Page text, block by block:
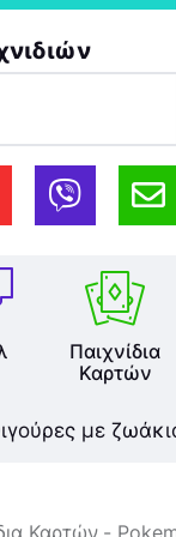
Παιχνίδια
Καρτών
με
Καρτών